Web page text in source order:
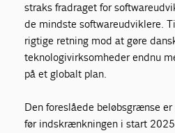
straks fradraget for
de mindste softwareudviklere.
rigtige retning mod at gøre
teknologivirksomheder endnu
på et globalt plan.
Den foreslåede beløbsgrænse
før indskrænkningen i start